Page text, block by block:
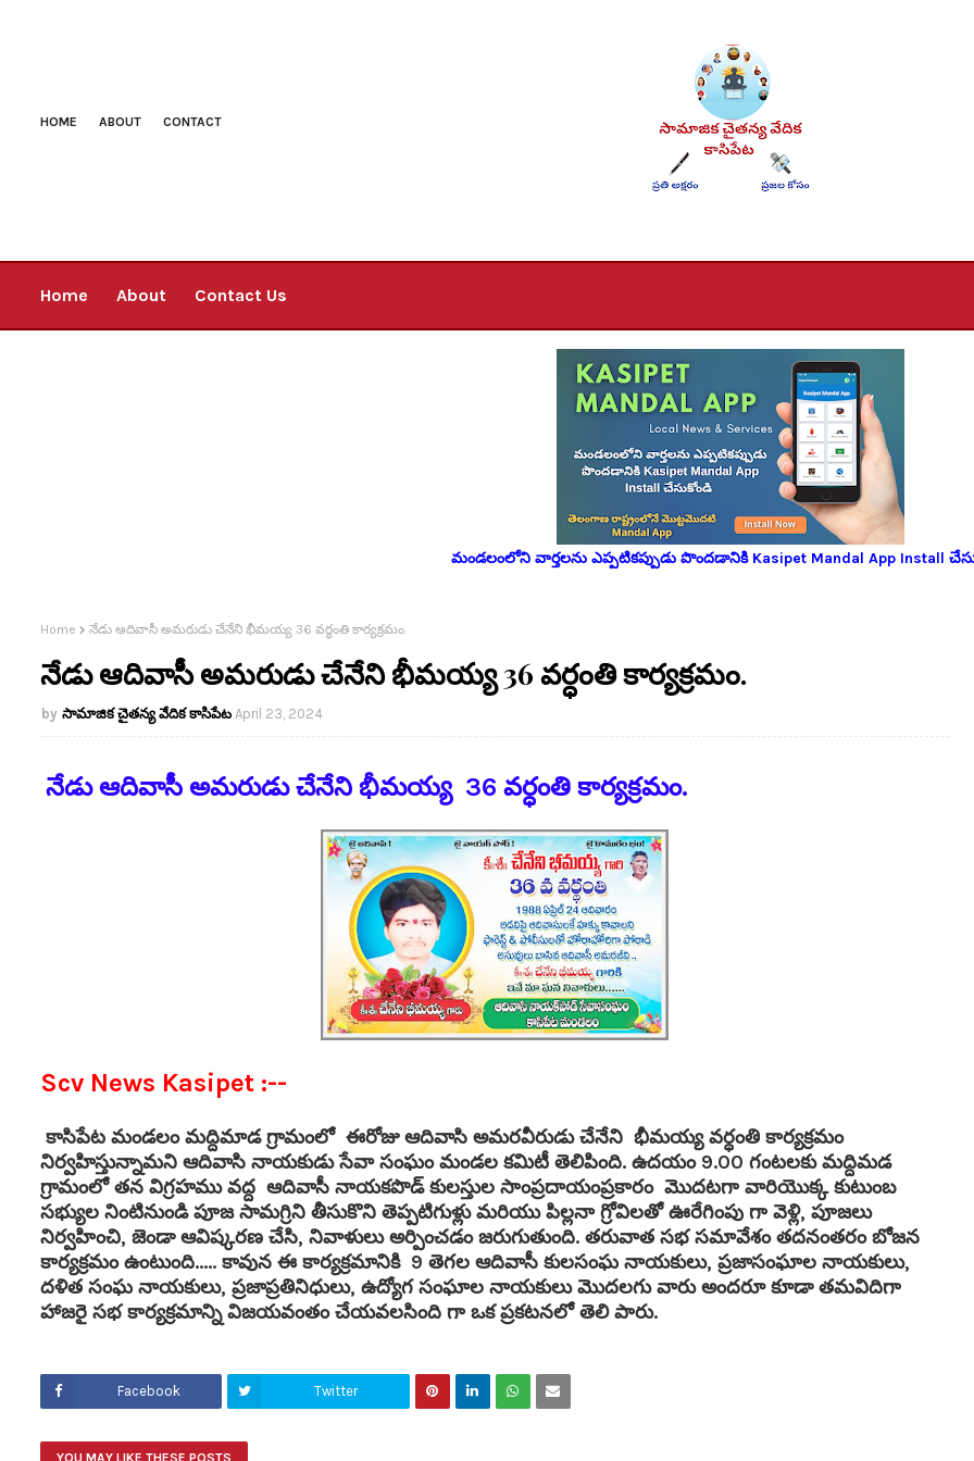
HOME ABOUT CONTACT
Home About Contact Us
మండలంలోని వార్తలను ఎప్పటికప్పుడు పొందడానికి Kasipet Mandal App Install
Home నేడు ఆదివాసీ అమరుడు చేనేని భీమయ్య 36 వర్ధంతి కార్యక్రమం.
నేడు ఆదివాసీ అమరుడు చేనేని భీమయ్య 36 వర్ధంతి కార్యక్రమం.
సామాజిక చైతన్య వేదిక కాసిపేట April 23, 2024
నేడు ఆదివాసీ అమరుడు చేనేని భీమయ్య 36 వర్ధంతి కార్యక్రమం.
Scv News Kasipet :--
కాసిపేట మండలం మద్దిమాడ గ్రామంలో ఈరోజు ఆదివాసి అమరవీరుడు చేనేని భీమయ్య వర్ధంతి కార్యక్రమం
నిర్వహిస్తున్నామని ఆదివాసి నాయకుడు సేవా సంఘం మండల కమిటీ తెలిపింది. ఉదయం 9.00 గంటలకు మద్దిమడ
గ్రామంలో తన విగ్రహము వద్ద ఆదివాసీ నాయకపొడ్ కులస్తుల సాంప్రదాయంప్రకారం మొదటగా వారియొక్క కుటుంబ
సభ్యుల నింటినుండి పూజ సామగ్రిని తీసుకొని తెప్పటిగుళ్లు మరియు పిల్లనా గ్రోవిలతో ఊరేగింపు గా వెళ్లి, పూజలు
నిర్వహించి, జెండా ఆవిష్కరణ చేసి, నివాళులు అర్పించడం జరుగుతుంది. తరువాత సభ సమావేశం తదనంతరం బోజన
కార్యక్రమం ఉంటుంది..... కావున ఈ కార్యక్రమానికి 9 తెగల ఆదివాసీ కులసంఘ నాయకులు, ప్రజాసంఘాల నాయకులు,
దళిత సంఘ నాయకులు, ప్రజాప్రతినిధులు, ఉద్యోగ సంఘాల నాయకులు మొదలగు వారు అందరూ కూడా తమవిదిగా
హాజరై సభ కార్యక్రమాన్ని విజయవంతం చేయవలసింది గా ఒక ప్రకటనలో తెలి పారు.
Facebook Twitter
YOU MAY LIKE THESE POSTS